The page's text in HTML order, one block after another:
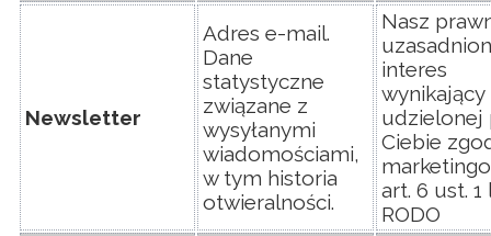
Newsletter
Adres e-mail.
Dane
statystyczne
związane z
wysyłanymi
wiadomościami,
w tym historia
otwieralności.
Nasz
interes
wynikający
udzielonej
Ciebie
art. 6 ust. 1
RODO